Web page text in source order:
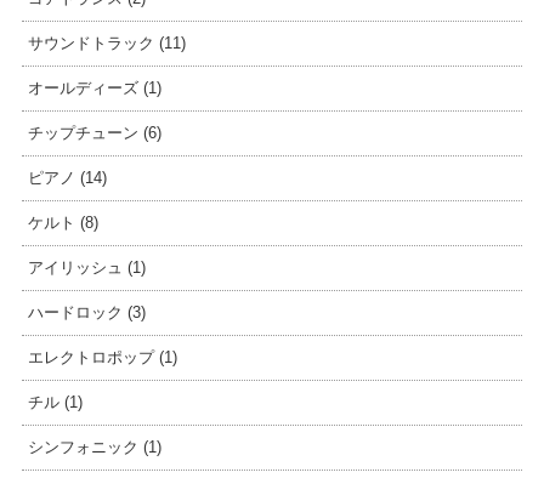
サウンドトラック (11)
オールディーズ (1)
チップチューン (6)
ピアノ (14)
ケルト (8)
アイリッシュ (1)
ハードロック (3)
エレクトロポップ (1)
チル (1)
シンフォニック (1)